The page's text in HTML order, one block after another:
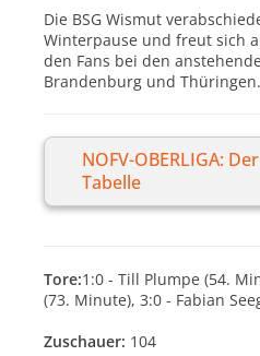
Die BSG Wismut
Winterpause und freut sich
den Fans bei den
Brandenburg und Thüringen.
NOFV-OBERLIGA:
Tabelle
Tore:1:0 - Till Plumpe (54.
(73. Minute), 3:0 - Fabian
Zuschauer: 104